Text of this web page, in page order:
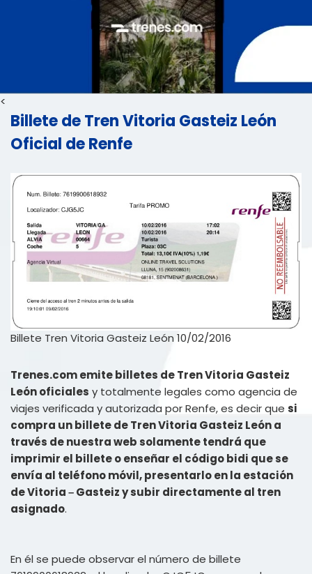
<
Billete de Tren Vitoria Gasteiz León
Oficial de Renfe
Billete Tren Vitoria Gasteiz León 10/02/2016
Trenes.com emite billetes de Tren Vitoria Gasteiz
León oficiales y totalmente legales como agencia de
viajes verificada y autorizada por Renfe, es decir que si
compra un billete de Tren Vitoria Gasteiz León a
través de nuestra web solamente tendrá que
imprimir el billete o enseñar el código bidi que se
envía al teléfono móvil, presentarlo en la estación
de Vitoria – Gasteiz y subir directamente al tren
asignado.
En él se puede observar el número de billete